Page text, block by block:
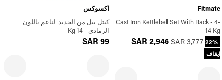
Fitmate
Cast Iron Kettlebell Set With Rack - 4-
14 Kg
SAR 2,946 SAR 3,777 22%
ايقاف
اكسوكس
كيتل بيل من الحديد الناعم باللون
الرمادي - 14 Kg
SAR 99